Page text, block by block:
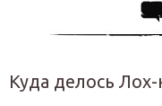
Куда делось